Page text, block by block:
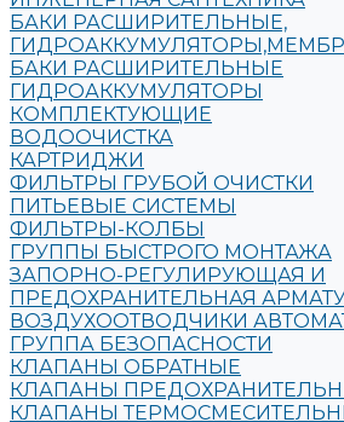
БАКИ РАСШИРИТЕЛЬНЫЕ,
БАКИ РАСШИРИТЕЛЬНЫЕ
ГИДРОАККУМУЛЯТОРЫ
КОМПЛЕКТУЮЩИЕ
ВОДООЧИСТКА
КАРТРИДЖИ
ФИЛЬТРЫ ГРУБОЙ ОЧИСТКИ
ПИТЬЕВЫЕ СИСТЕМЫ
ФИЛЬТРЫ-КОЛБЫ
ГРУППЫ БЫСТРОГО МОНТАЖА
ЗАПОРНО-РЕГУЛИРУЮЩАЯ И
ПРЕДОХРАНИТЕЛЬНАЯ
ВОЗДУХООТВОДЧИКИ
ГРУППА БЕЗОПАСНОСТИ
КЛАПАНЫ ОБРАТНЫЕ
КЛАПАНЫ
КЛАПАНЫ